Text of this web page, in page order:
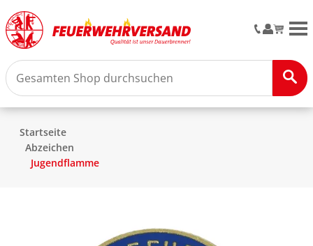
Startseite
Abzeichen
Jugendflamme